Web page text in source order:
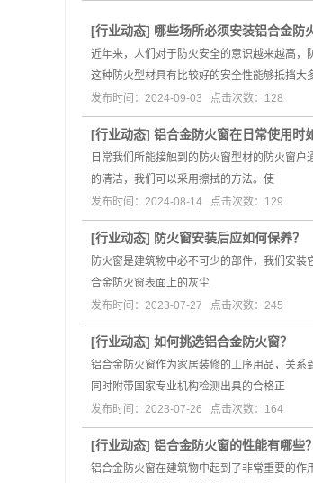
[行业动态] 哪些场所必须安装铝合金防
近年来，人们对于防火安全的意识越来越高，
这种防火型材具有比较好的安全性能够抵挡大
发布时间：2024-09-03 点击次数：128
[行业动态] 铝合金防火窗在日常使用时
日常我们所能接触到的防火窗型材的防火窗
的清洁，我们可以采用擦拭的方法。使
发布时间：2024-08-14 点击次数：129
[行业动态] 防火窗安装后应如何保养？
防火窗是建筑物中必不可少的部件，我们安
合金防火窗表面上的灰尘
发布时间：2023-07-27 点击次数：245
[行业动态] 如何挑选铝合金防火窗？
铝合金防火窗作为家居装修的工序用品，关系
同时附带国家专业机构检测出具的合格正
发布时间：2023-07-26 点击次数：164
[行业动态] 铝合金防火窗的性能有哪些？
铝合金防火窗在建筑物中起到了非常重要的作